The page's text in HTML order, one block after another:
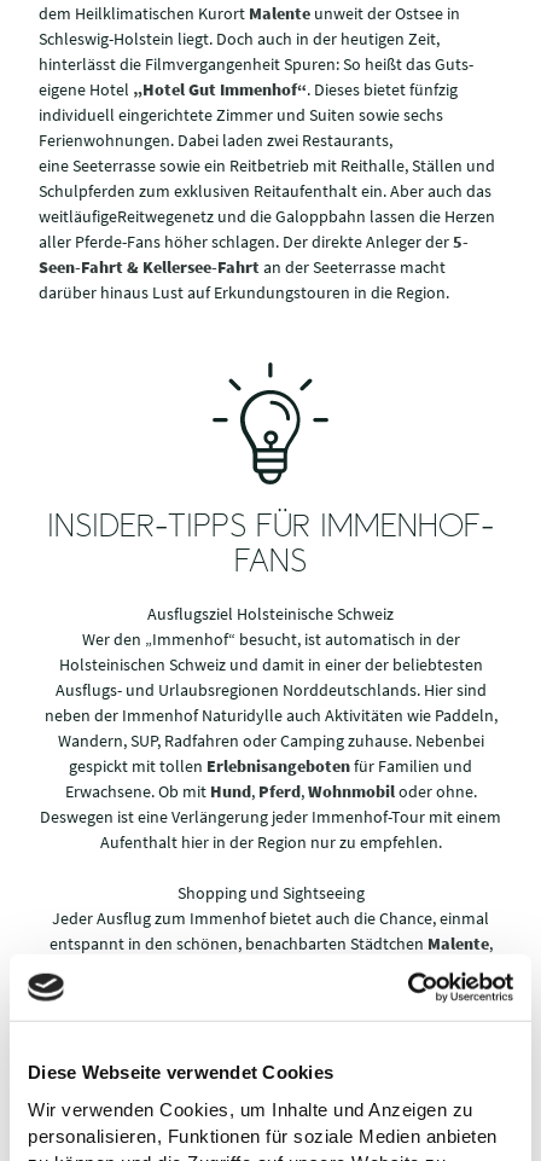
Diese Webseite verwendet Cookies
Wir verwenden Cookies, um Inhalte und Anzeigen zu
personalisieren, Funktionen für soziale Medien anbieten
dem Heilklimatischen Kurort Malente unweit der Ostsee in
Schleswig-Holstein liegt. Doch auch in der heutigen Zeit,
hinterlässt die Filmvergangenheit Spuren: So heißt das Guts-
eigene Hotel „Hotel Gut Immenhof“. Dieses bietet fünfzig
individuell eingerichtete Zimmer und Suiten sowie sechs
Ferienwohnungen. Dabei laden zwei Restaurants,
eine Seeterrasse sowie ein Reitbetrieb mit Reithalle, Ställen und
Schulpferden zum exklusiven Reitaufenthalt ein. Aber auch das
weitläufigeReitwegenetz und die Galoppbahn lassen die Herzen
aller Pferde-Fans höher schlagen. Der direkte Anleger der5-
Seen-Fahrt & Kellersee-Fahrtan der Seeterrasse macht
darüber hinaus Lust auf Erkundungstouren in die Region.
INSIDER-TIPPS FÜR IMMENHOF-
FANS
Ausflugsziel Holsteinische Schweiz
Wer den „Immenhof“ besucht, ist automatisch in der
Holsteinischen Schweiz und damit in einer der beliebtesten
Ausflugs- und Urlaubsregionen Norddeutschlands. Hier sind
neben der Immenhof Naturidylle auch Aktivitäten wie Paddeln,
Wandern, SUP, Radfahren oder Camping zuhause. Nebenbei
gespickt mit tollen Erlebnisangebotenfür Familien und
Erwachsene. Ob mit Hund, Pferd,Wohnmobiloder ohne.
Deswegen ist eine Verlängerung jeder Immenhof-Tour mit einem
Aufenthalt hier in der Region nur zu empfehlen.
Shopping und Sightseeing
Jeder Ausflug zum Immenhof bietet auch die Chance, einmal
entspannt in den schönen, benachbarten Städtchen Malente,
Plön
vorbeizuschauen. Gemütliche Fußgängerzonen
mit
Plöner Schloss
oderEutiner Schlossladen hier zu mehr ein. Führungen und
IMMENHO
Auf den
Spuren von
Dick und Dalli